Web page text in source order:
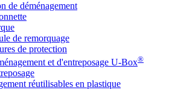
de déménagement
de remorquage
de protection
et d'entreposage U-Box®
réutilisables en plastique